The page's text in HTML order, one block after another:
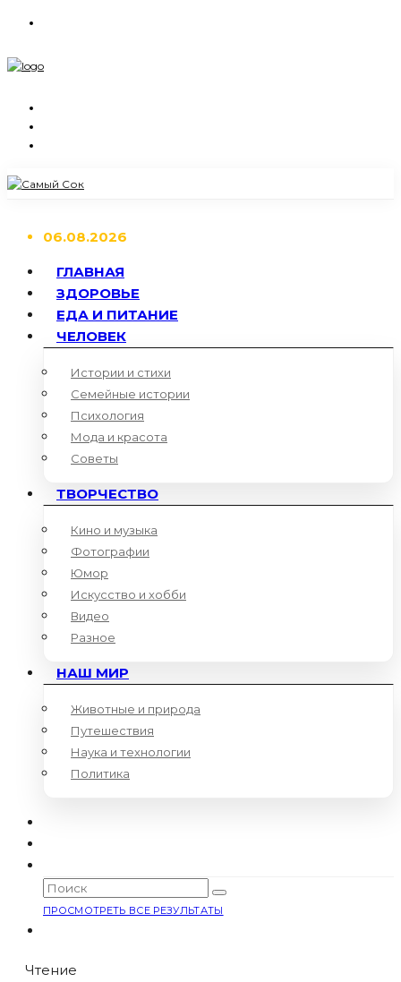
06.08.2026
ГЛАВНАЯ
ЗДОРОВЬЕ
ЕДА И ПИТАНИЕ
ЧЕЛОВЕК
Истории и стихи
Семейные истории
Психология
Мода и красота
Советы
ТВОРЧЕСТВО
Кино и музыка
Фотографии
Юмор
Искусство и хобби
Видео
Разное
НАШ МИР
Животные и природа
Путешествия
Наука и технологии
Политика
ПРОСМОТРЕТЬ ВСЕ РЕЗУЛЬТАТЫ
Чтение